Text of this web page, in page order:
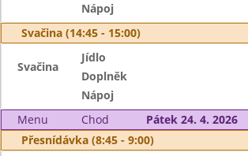
Nápoj
Svačina (14:45 - 15:00)
Svačina
Jídlo
Doplněk
Nápoj
Menu
Chod
Pátek 24. 4. 2026
Přesnídávka (8:45 - 9:00)